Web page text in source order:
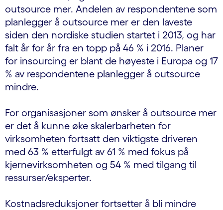
outsource mer. Andelen av respondentene som
planlegger å outsource mer er den laveste
siden den nordiske studien startet i 2013, og har
falt år for år fra en topp på 46 % i 2016. Planer
for insourcing er blant de høyeste i Europa og 17
% av respondentene planlegger å outsource
mindre.
For organisasjoner som ønsker å outsource mer
er det å kunne øke skalerbarheten for
virksomheten fortsatt den viktigste driveren
med 63 % etterfulgt av 61 % med fokus på
kjernevirksomheten og 54 % med tilgang til
ressurser/eksperter.
Kostnadsreduksjoner fortsetter å bli mindre